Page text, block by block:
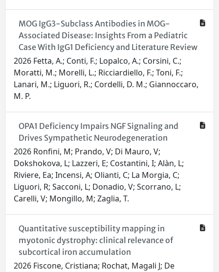
MOG IgG3-Subclass Antibodies in MOG-
Associated Disease: Insights From a Pediatric
Case With IgG1 Deficiency and Literature Review
2026 Fetta, A.; Conti, F.; Lopalco, A.; Corsini, C.;
Moratti, M.; Morelli, L.; Ricciardiello, F.; Toni, F.;
Lanari, M.; Liguori, R.; Cordelli, D. M.; Giannoccaro,
M. P.
OPA1 Deficiency Impairs NGF Signaling and
Drives Sympathetic Neurodegeneration
2026 Ronfini, M; Prando, V; Di Mauro, V;
Dokshokova, L; Lazzeri, E; Costantini, I; Alàn, L;
Riviere, Ea; Incensi, A; Olianti, C; La Morgia, C;
Liguori, R; Sacconi, L; Donadio, V; Scorrano, L;
Carelli, V; Mongillo, M; Zaglia, T.
Quantitative susceptibility mapping in
myotonic dystrophy: clinical relevance of
subcortical iron accumulation
2026 Fiscone, Cristiana; Rochat, Magali J; De